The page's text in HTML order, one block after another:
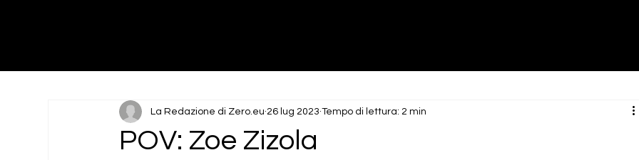
POV: Zoe Zizola
La Redazione di Zero.eu 26 lug 2023 Tempo di lettura: 2 min